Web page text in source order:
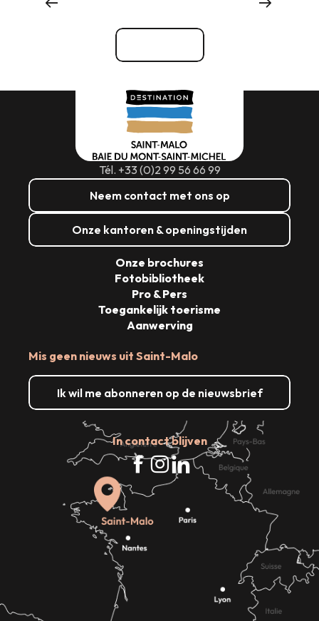
Tél. +33 (0)2 99 56 66 99
Neem contact met ons op
Onze kantoren & openingstijden
Mis geen nieuws uit Saint-Malo
Ik wil me abonneren op de nieuwsbrief
In contact blijven
Onze brochures
Fotobibliotheek
Pro & Pers
Toegankelijk toerisme
Aanwerving